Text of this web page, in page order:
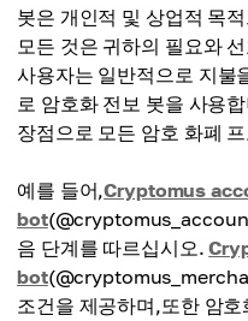
봇은 개인적 및 상업적 목
모든 것은 귀하의 필요와
사용자는 일반적으로 지불
로 암호화 전보 봇을 사용
장점으로 모든 암호 화폐
예를 들어,Cryptomus
bot
음 단계를 따르십시오.
bot
조건을 제공하며,또한 암